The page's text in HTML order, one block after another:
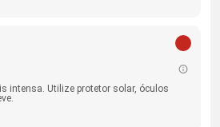
intensa. Utilize protetor solar, óculos